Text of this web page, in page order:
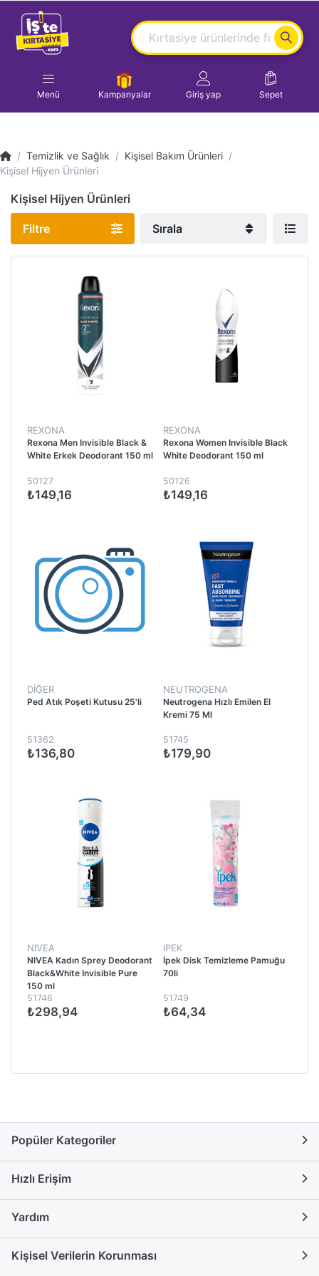
Menü Kampanyalar Giriş yap Sepet
Temizlik ve Sağlık
Kişisel Bakım Ürünleri
Kişisel Hijyen Ürünleri
Kişisel Hijyen Ürünleri
Filtre Sırala
REXONA
Rexona Men Invisible Black &
White Erkek Deodorant 150 ml
50127
₺149,16
REXONA
Rexona Women Invisible Black
White Deodorant 150 ml
50126
₺149,16
DİĞER
Ped Atık Poşeti Kutusu 25'li
51362
₺136,80
NEUTROGENA
Neutrogena Hızlı Emilen El
Kremi 75 Ml
51745
₺179,90
NIVEA
NIVEA Kadın Sprey Deodorant
Black&White Invisible Pure
150 ml
51746
₺298,94
IPEK
İpek Disk Temizleme Pamuğu
70li
51749
₺64,34
Popüler Kategoriler
Hızlı Erişim
Yardım
Kişisel Verilerin Korunması